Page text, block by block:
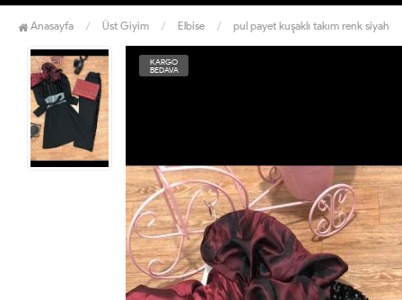
Anasayfa Üst Giyim Elbise pul payet kuşaklı takım renk siyah
KARGO
BEDAVA